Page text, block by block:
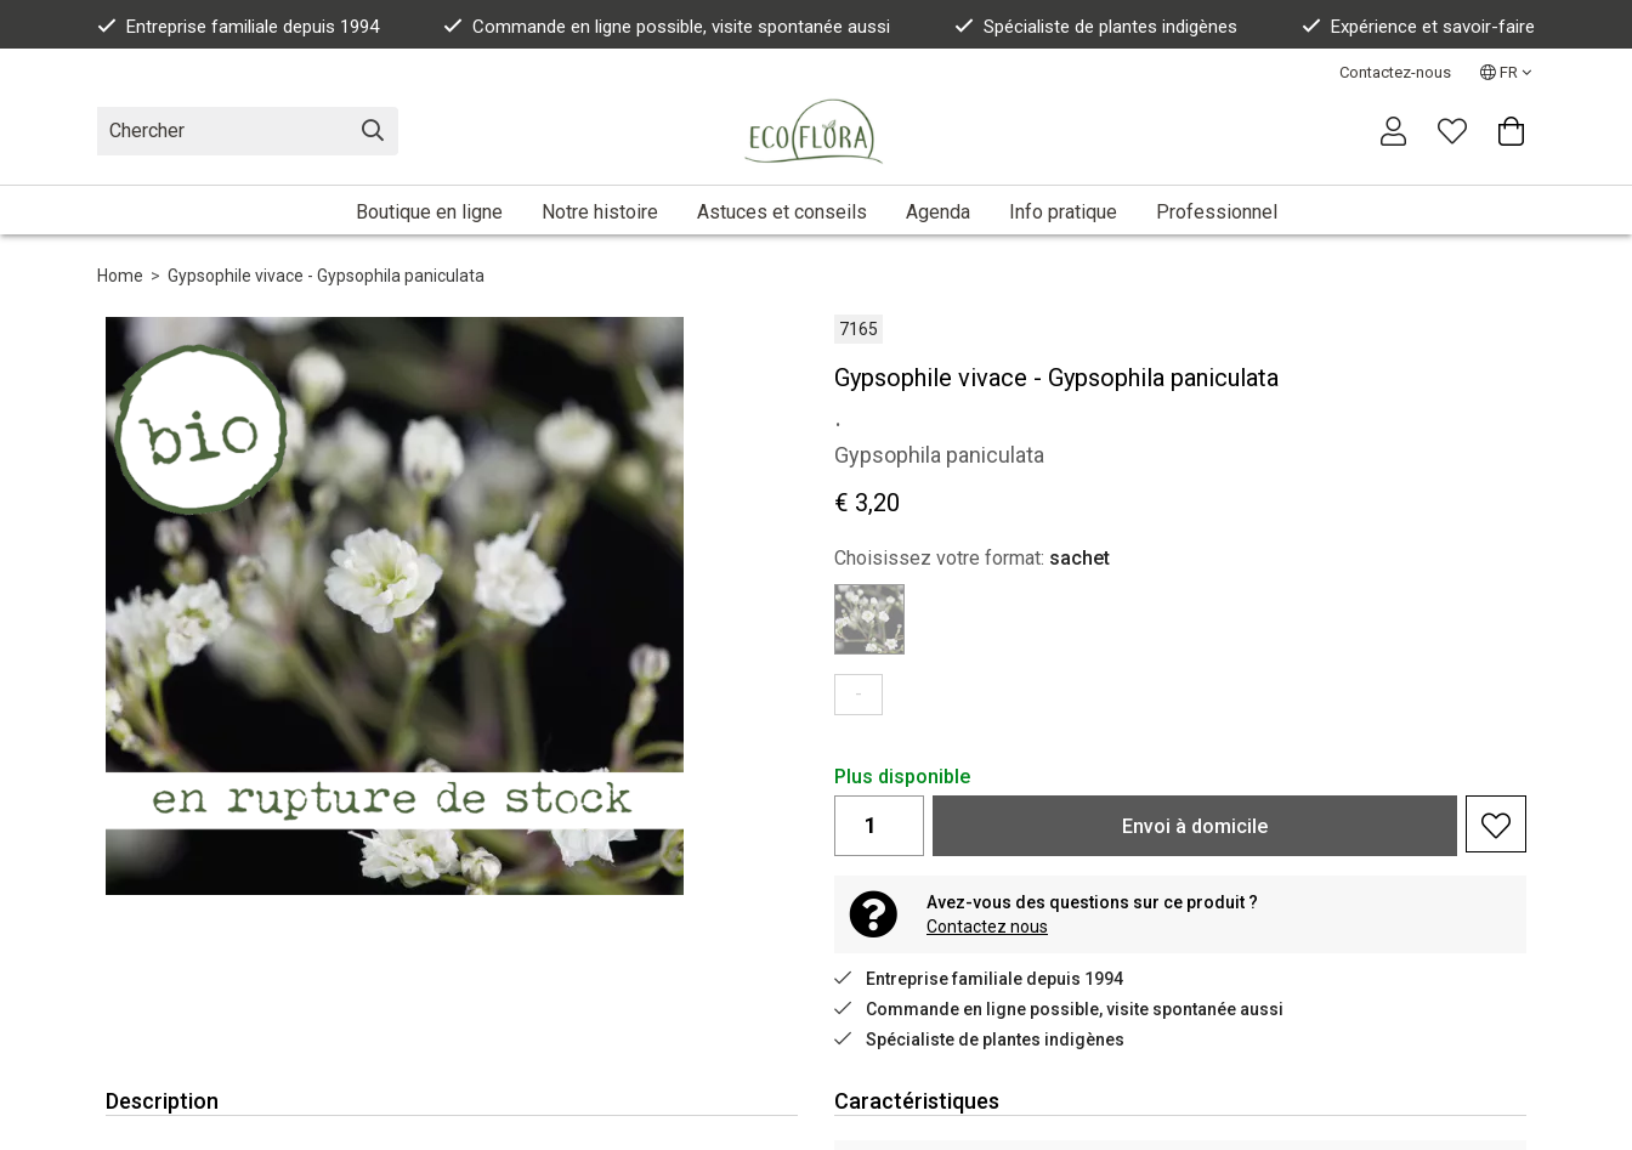
Entreprise familiale depuis 1994 Commande en ligne possible, visite spontanée aussi Spécialiste de plantes indigènes Expérience et savoir-faire
Contactez-nous FR
Boutique en ligne Notre histoire Astuces et conseils Agenda Info pratique Professionnel
Home > Gypsophile vivace - Gypsophila paniculata
7165
Gypsophile vivace - Gypsophila paniculata
.
Gypsophila paniculata
€ 3,20
Choisissez votre format: sachet
-
Plus disponible
Envoi à domicile
Avez-vous des questions sur ce produit ?
Contactez nous
Entreprise familiale depuis 1994
Commande en ligne possible, visite spontanée aussi
Spécialiste de plantes indigènes
Description Caractéristiques